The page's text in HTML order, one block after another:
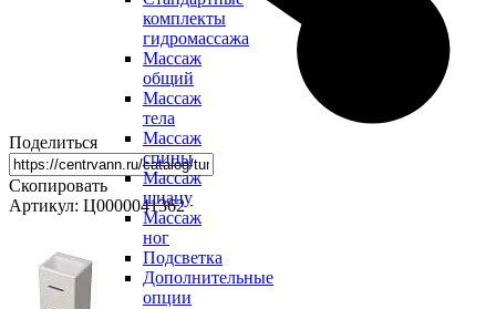
комплекты
гидромассажа
Массаж
общий
Массаж
тела
Массаж
спины
Массаж
шиацу
Массаж
ног
Подсветка
Дополнительные
опции
Поделиться
Скопировать
Артикул: Ц0000041362